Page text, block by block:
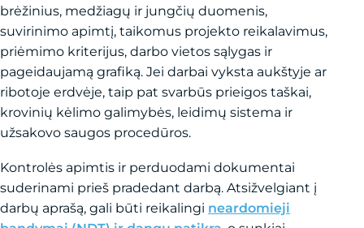
brėžinius, medžiagų ir jungčių duomenis,
suvirinimo apimtį, taikomus projekto reikalavimus,
priėmimo kriterijus, darbo vietos sąlygas ir
pageidaujamą grafiką. Jei darbai vyksta aukštyje ar
ribotoje erdvėje, taip pat svarbūs prieigos taškai,
krovinių kėlimo galimybės, leidimų sistema ir
užsakovo saugos procedūros.
Kontrolės apimtis ir perduodami dokumentai
suderinami prieš pradedant darbą. Atsižvelgiant į
darbų aprašą, gali būti reikalingi neardomieji